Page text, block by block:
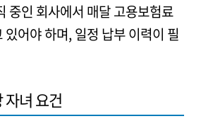
중인 회사에서 매달 고용보험료
있어야 하며, 일정 납부 이력이 필
자녀 요건